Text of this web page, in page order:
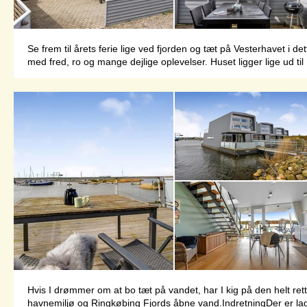
Se frem til årets ferie lige ved fjorden og tæt på Vesterhavet i
med fred, ro og mange dejlige oplevelser. Huset ligger lige ud
Hvis I drømmer om at bo tæt på vandet, har I kig på den helt
havnemiljø og Ringkøbing Fjords åbne vand.IndretningDer er